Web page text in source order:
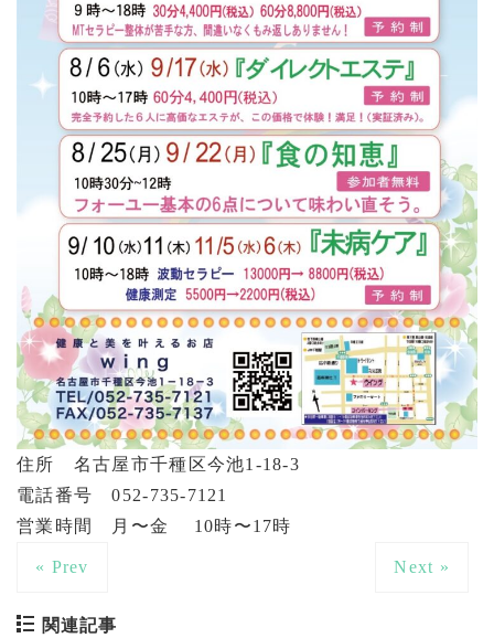
住所 名古屋市千種区今池1-18-3
電話番号 052-735-7121
営業時間 月〜金 10時〜17時
« Prev Next »
関連記事